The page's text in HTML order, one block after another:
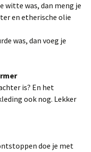
witte was, dan meng je
en etherische olie
was, dan voeg je
is? En het
ook nog. Lekker
doe je met